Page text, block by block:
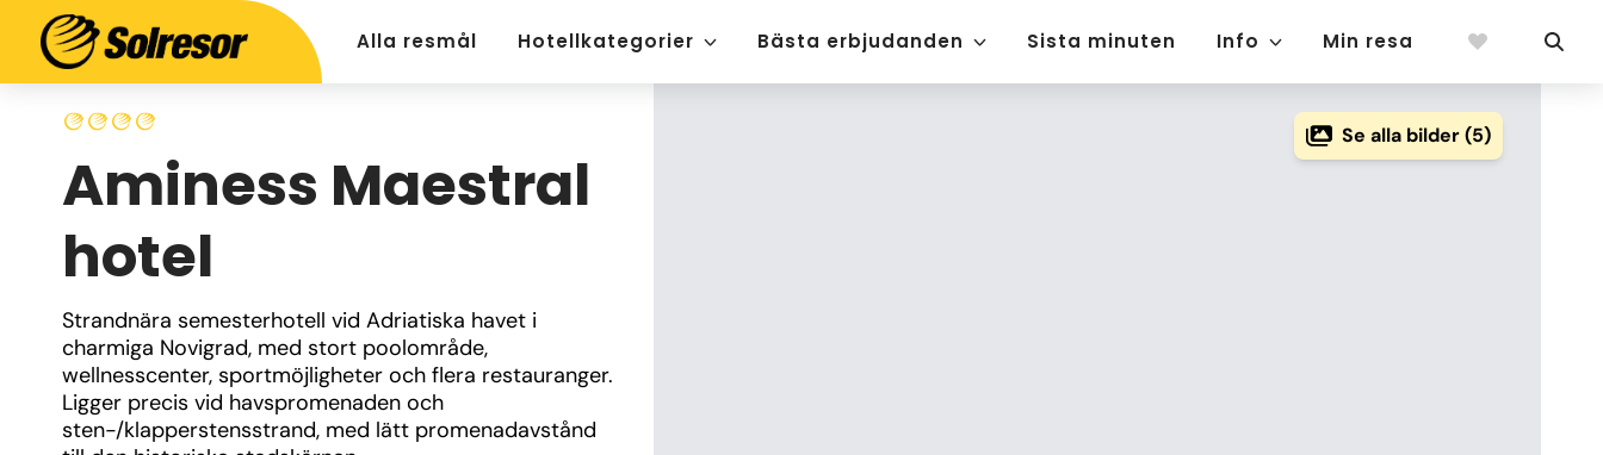
Alla resmål Hotellkategorier Bästa erbjudanden Sista minuten Info Min resa
Aminess Maestral
hotel
Strandnära semesterhotell vid Adriatiska havet i
charmiga Novigrad, med stort poolområde,
wellnesscenter, sportmöjligheter och flera restauranger.
Ligger precis vid havspromenaden och
sten-/klapperstensstrand, med lätt promenadavstånd
Se alla bilder (5)